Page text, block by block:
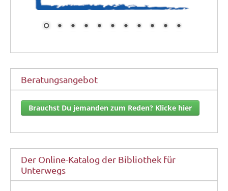
Beratungsangebot
Brauchst Du jemanden zum Reden? Klicke hier
Der Online-Katalog der Bibliothek für
Unterwegs